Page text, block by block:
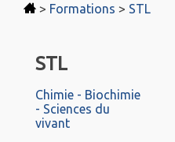
> Formations > STL
STL
Chimie - Biochimie
- Sciences du
vivant